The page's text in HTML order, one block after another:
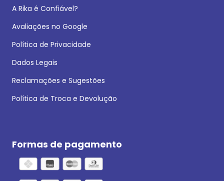
A Rika é Confiável?
Avaliações no Google
Política de Privacidade
Dados Legais
Reclamações e Sugestões
Política de Troca e Devolução
Formas de pagamento